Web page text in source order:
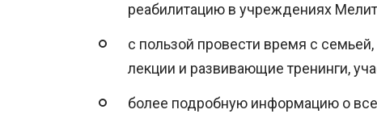
реабилитацию в учреждениях
с пользой провести время с
лекции и развивающие тренинги,
более подробную информацию о